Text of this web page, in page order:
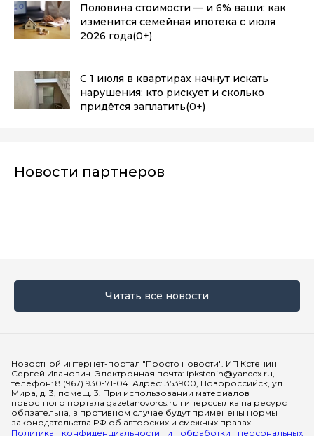
Половина стоимости — и 6% ваши: как
изменится семейная ипотека с июля
2026 года(0+)
С 1 июля в квартирах начнут искать
нарушения: кто рискует и сколько
придётся заплатить(0+)
Новости партнеров
Читать все новости
Новостной интернет-портал "Просто новости". ИП Кстенин
Сергей Иванович. Электронная почта: ipkstenin@yandex.ru,
телефон: 8 (967) 930-71-04. Адрес: 353900, Новороссийск, ул.
Мира, д. 3, помещ. 3. При использовании материалов
новостного портала gazetanovoros.ru гиперссылка на ресурс
обязательна, в противном случае будут применены нормы
законодательства РФ об авторских и смежных правах.
Политика конфиденциальности и обработки персональных